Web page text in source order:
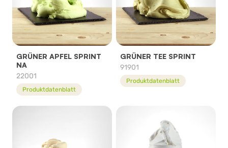
GRÜNER APFEL SPRINT
NA
22001
Produktdatenblatt
GRÜNER TEE SPRINT
91901
Produktdatenblatt